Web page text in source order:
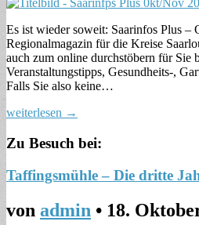
Es ist wieder soweit: Saarinfos Plus –
Regionalmagazin für die Kreise
auch zum online durchstöbern für Sie
Veranstaltungstipps, Gesundheits-,
Falls Sie also keine…
weiterlesen →
Zu Besuch bei:
Taffingsmühle – Die dritte
von admin • 18.